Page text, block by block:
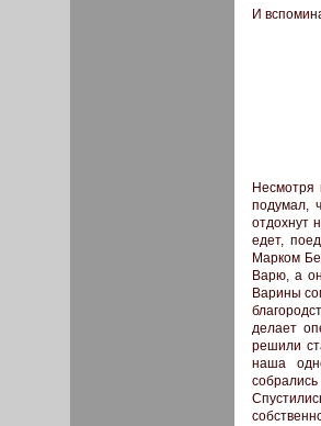
И
Несмотря
подумал,
отдохнут
едет,
Марком
Варю, а
Варины
делает
решили
наша